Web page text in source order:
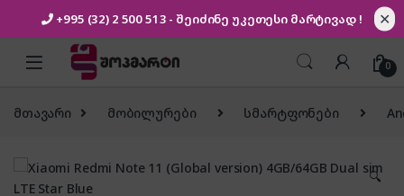
+995 (32) 2 500 513 - შეიძინე უკეთესი მარტივად ! ✕
Skip to navigation
Skip to content
0
მთავარი მობილურები სმარტფონები
🔍